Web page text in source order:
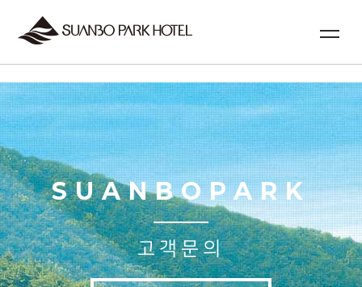
SUANBOPARK
고객문의